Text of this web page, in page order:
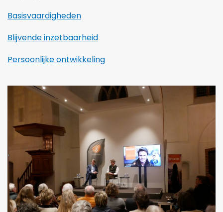
Basisvaardigheden
Blijvende inzetbaarheid
Persoonlijke ontwikkeling